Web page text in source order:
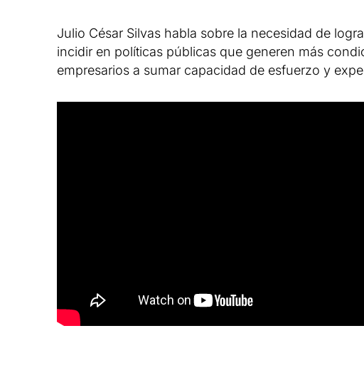
Julio César Silvas habla sobre la necesidad de
incidir en políticas públicas que generen más
empresarios a sumar capacidad de esfuerzo y